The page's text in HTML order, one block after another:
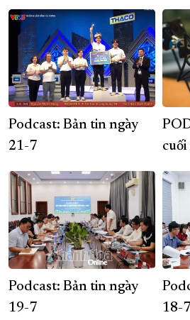
Podcast: Bản tin ngày
21-7
Podcast: Bản tin ngày
19-7
18-7